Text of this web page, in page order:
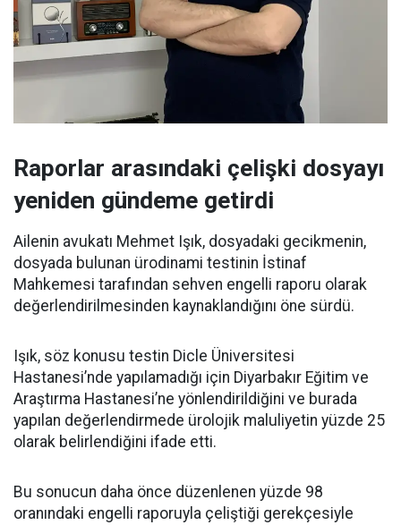
Raporlar arasındaki çelişki dosyayı
yeniden gündeme getirdi
Ailenin avukatı Mehmet Işık, dosyadaki gecikmenin,
dosyada bulunan ürodinami testinin İstinaf
Mahkemesi tarafından sehven engelli raporu olarak
değerlendirilmesinden kaynaklandığını öne sürdü.
Işık, söz konusu testin Dicle Üniversitesi
Hastanesi’nde yapılamadığı için Diyarbakır Eğitim ve
Araştırma Hastanesi’ne yönlendirildiğini ve burada
yapılan değerlendirmede ürolojik maluliyetin yüzde 25
olarak belirlendiğini ifade etti.
Bu sonucun daha önce düzenlenen yüzde 98
oranındaki engelli raporuyla çeliştiği gerekçesiyle